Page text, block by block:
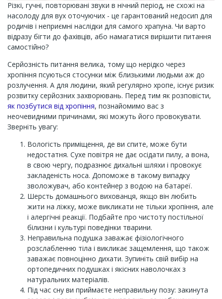
Різкі, гучні, повторювані звуки в нічний період, не схожі на
насолоду для вух оточуючих - це гарантований недосип для
родичів і неприємні наслідки для самого храпуна. Чи варто
відразу бігти до фахівців, або намагатися вирішити питання
самостійно?
Серйозність питання велика, тому що нерідко через
хропіння псуються стосунки між близькими людьми аж до
розлучення. А для людини, який регулярно хропе, існує ризик
розвитку серйозних захворювань. Перед тим як розповісти,
як позбутися від хропіння, познайомимо вас з
неочевидними причинами, які можуть його провокувати.
Зверніть увагу:
Вологість приміщення, де ви спите, може бути
недостатня. Сухе повітря не дає осідати пилу, а вона,
в свою чергу, подразнює дихальні шляхи і провокує
закладеність носа. Допоможе в такому випадку
зволожувач, або контейнер з водою на батареї.
Шерсть домашнього вихованця, якщо він любить
жити на ліжку, може викликати не тільки хропіння, але
і алергічні реакції. Подбайте про чистоту постільної
білизни і культурі поведінки тварини.
Неправильна подушка заважає фізіологічного
розслабленню тіла і викликає защемлення, що також
заважає повноцінно дихати. Зупиніть свій вибір на
ортопедичних подушках і якісних наволочках з
натуральних матеріалів.
Під час сну ви приймаєте неправильну позу: закинута